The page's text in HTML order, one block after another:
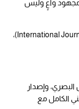
مجهود واعٍ وليس
حسب دراسة نُشرت في (International Journal of Listening)،
البصري، وإصدار
الكامل مع